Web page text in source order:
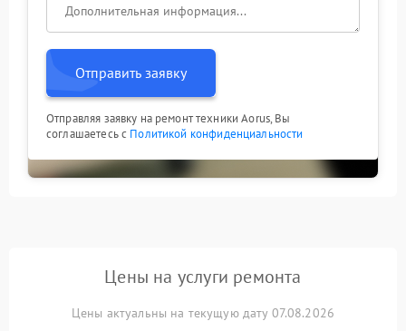
Отправить заявку
Отправляя заявку на ремонт техники Aorus, Вы
соглашаетесь с Политикой конфиденциальности
Цены на услуги ремонта
Цены актуальны на текущую дату 07.08.2026